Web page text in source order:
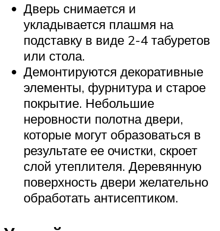
Дверь снимается и
укладывается плашмя на
подставку в виде 2-4 табуретов
или стола.
Демонтируются декоративные
элементы, фурнитура и старое
покрытие. Небольшие
неровности полотна двери,
которые могут образоваться в
результате ее очистки, скроет
слой утеплителя. Деревянную
поверхность двери желательно
обработать антисептиком.